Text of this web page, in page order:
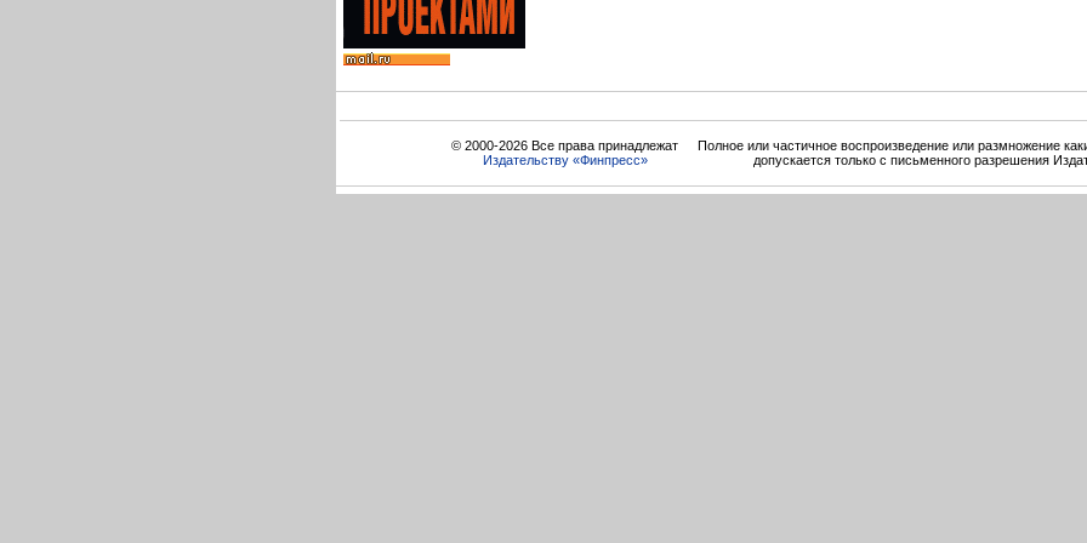
© 2000-2026 Все права принадлежат
Издательству «Финпресс»
Полное или частичное воспроизведение или размножение
допускается только с письменного разрешения